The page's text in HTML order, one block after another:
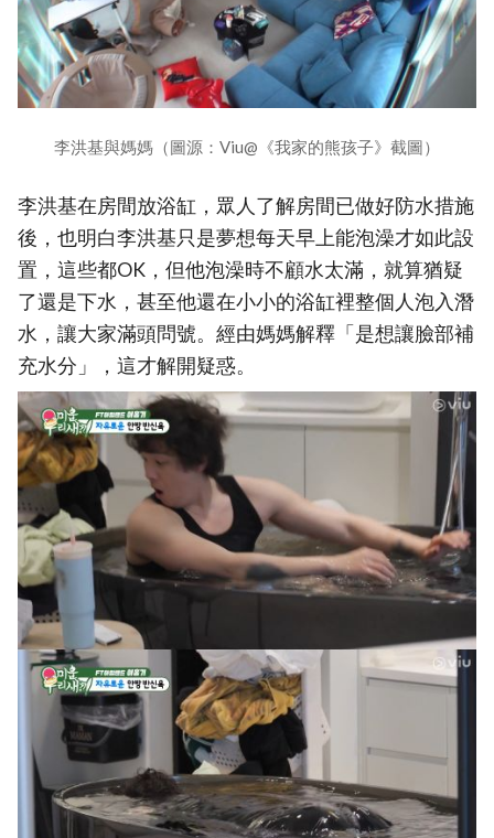
李洪基與媽媽（圖源：Viu@《我家的熊孩子》截圖）
李洪基在房間放浴缸，眾人了解房間已做好防水措施
後，也明白李洪基只是夢想每天早上能泡澡才如此設
置，這些都OK，但他泡澡時不顧水太滿，就算猶疑
了還是下水，甚至他還在小小的浴缸裡整個人泡入潛
水，讓大家滿頭問號。經由媽媽解釋「是想讓臉部補
充水分」，這才解開疑惑。